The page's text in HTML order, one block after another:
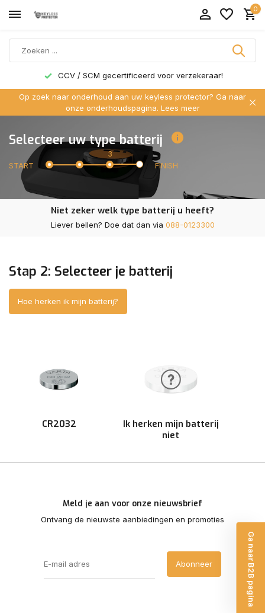
0
CCV / SCM gecertificeerd voor verzekeraar!
Op zoek naar onderhoud aan uw keyless protector? Ga naar
onze onderhoudspagina. Lees meer
Selecteer uw type batterij
START
3
FINISH
Niet zeker welk type batterij u heeft?
Liever bellen? Doe dat dan via 088-0123300
Stap 2: Selecteer je batterij
Hoe herken ik mijn batterij?
CR2032
Ik herken mijn batterij
niet
Meld je aan voor onze nieuwsbrief
Ontvang de nieuwste aanbiedingen en promoties
Abonneer Ga naar B2B pagina